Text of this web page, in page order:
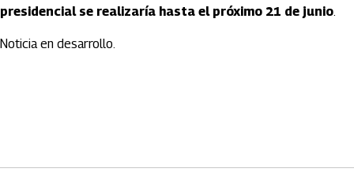
presidencial se realizaría hasta el próximo 21 de junio.
Noticia en desarrollo.